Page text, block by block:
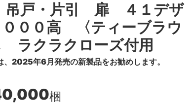
戸・片引 扉 ４１デザ
００高 〈ティーブラウ
クラクローズ付用
、2025年6月発売の新製品をお勧めします。
梱